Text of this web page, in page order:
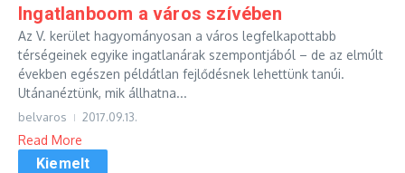
Ingatlanboom a város szívében
Az V. kerület hagyományosan a város legfelkapottabb
térségeinek egyike ingatlanárak szempontjából – de az elmúlt
években egészen példátlan fejlődésnek lehettünk tanúi.
Utánanéztünk, mik állhatna...
belvaros 2017.09.13.
Read More
Kiemelt